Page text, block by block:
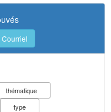
Courriel
thématique
type